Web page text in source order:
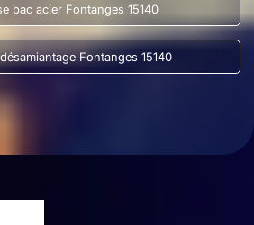
bac acier Fontanges 15140
Fontanges 15140